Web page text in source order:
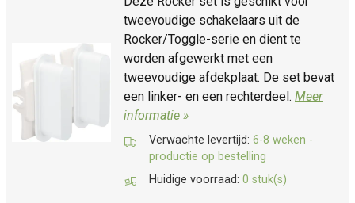
tweevoudige schakelaars uit de
Rocker/Toggle-serie en dient te
worden afgewerkt met een
tweevoudige afdekplaat. De set bevat
een linker- en een rechterdeel. Meer
informatie »
Verwachte levertijd: 6-8 weken -
productie op bestelling
Huidige voorraad: 0 stuk(s)